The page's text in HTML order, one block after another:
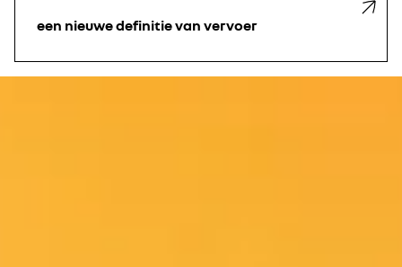
een nieuwe definitie van vervoer